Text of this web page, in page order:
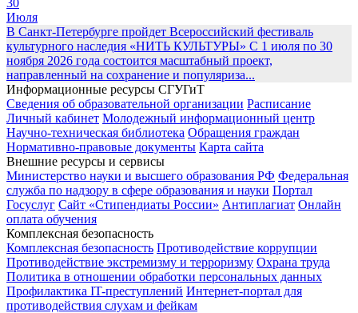
Июля
В Санкт-Петербурге пройдет Всероссийский фестиваль
культурного наследия «НИТЬ КУЛЬТУРЫ» С 1 июля по 30
ноября 2026 года состоится масштабный проект,
направленный на сохранение и популяриза...
Информационные ресурсы СГУГиТ
Сведения об образовательной организации Расписание
Личный кабинет Молодежный информационный центр
Научно-техническая библиотека Обращения граждан
Нормативно-правовые документы Карта сайта
Внешние ресурсы и сервисы
Министерство науки и высшего образования РФ Федеральная
служба по надзору в сфере образования и науки Портал
Госуслуг Сайт «Стипендиаты России» Антиплагиат Онлайн
оплата обучения
Комплексная безопасность
Комплексная безопасность Противодействие коррупции
Противодействие экстремизму и терроризму Охрана труда
Политика в отношении обработки персональных данных
Профилактика IT-преступлений Интернет-портал для
противодействия слухам и фейкам